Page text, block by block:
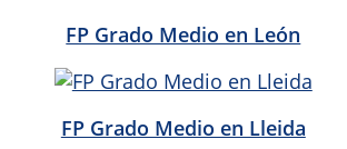
FP Grado Medio en León
FP Grado Medio en Lleida